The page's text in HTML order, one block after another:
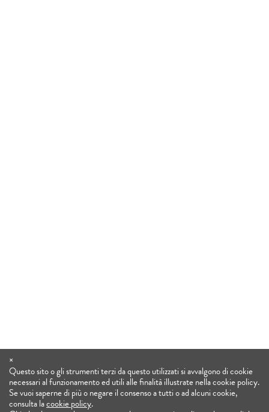
×
Questo sito o gli strumenti terzi da questo utilizzati si avvalgono di cookie
necessari al funzionamento ed utili alle finalità illustrate nella cookie policy.
Se vuoi saperne di più o negare il consenso a tutti o ad alcuni cookie,
consulta lacookie policy.